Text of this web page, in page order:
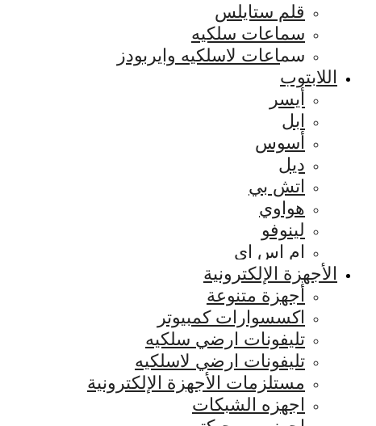
قلم ستايلس
سماعات سلكيه
سماعات لاسلكيه وايربودز
اللابتوب
أيسر
ابل
أسوس
ديل
اتش بي
هواوي
لينوفو
ام اس اي
الأجهزة الإلكترونية
أجهزة متنوعة
اكسسوارات كمبيوتر
تليفونات ارضي سلكيه
تليفونات ارضي لاسلكيه
مستلزمات الأجهزة الإلكترونية
اجهزه الشبكات